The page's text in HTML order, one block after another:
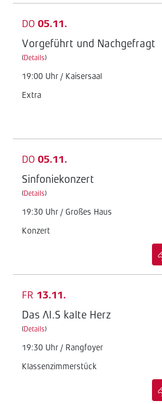
DO 05.11.
Vorgeführt und Nachgefragt
(Details)
19:00 Uhr / Kaisersaal
Extra
DO 05.11.
Sinfoniekonzert
(Details)
19:30 Uhr / Großes Haus
Konzert
FR 13.11.
Das AI.S kalte Herz
(Details)
19:30 Uhr / Rangfoyer
Klassenzimmerstück